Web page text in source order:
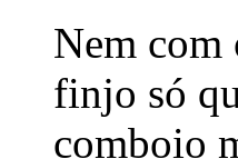
Nem com
finjo só
comboio